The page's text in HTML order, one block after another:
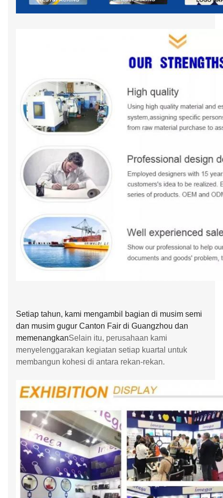
Setiap tahun, kami mengambil bagian di musim semi
dan musim gugur Canton Fair di Guangzhou dan
memenangkanSelain itu, perusahaan kami
menyelenggarakan kegiatan setiap kuartal untuk
membangun kohesi di antara rekan-rekan.